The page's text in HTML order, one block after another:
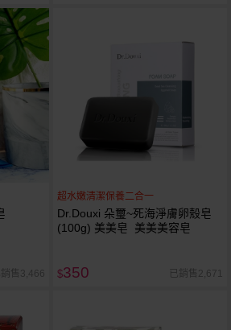
銷售3,466
超水嫩清潔保養二合一
Dr.Douxi 朵璽~死海淨膚卵殼皂
(100g) 美美皂 美美美容皂
$350 已銷售2,671